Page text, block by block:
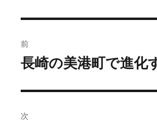
稿
ビ
前
前
投
稿:
長崎の美港町で進化
次